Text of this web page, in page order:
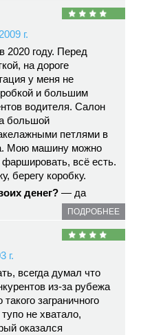
г.
2020 году. Перед
на дороге
у меня не
и большим
водителя. Салон
большой
петлями в
Мою машину можно
всё есть.
берегу коробку.
денег? — да
ПОДРОБНЕЕ
г.
всегда думал что
из-за рубежа
заграничного
не хватало,
оказался